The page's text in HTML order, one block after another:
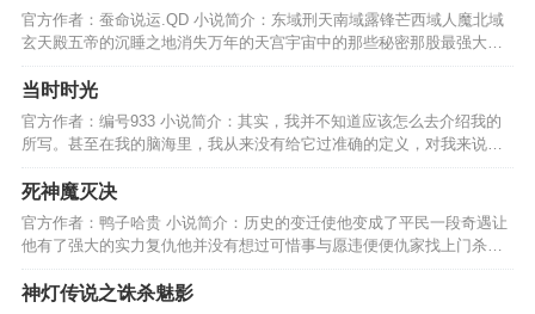
官方作者：蚕命说运.QD 小说简介：东域刑天南域露锋芒西域人魔北域
玄天殿五帝的沉睡之地消失万年的天宫宇宙中的那些秘密那股最强大的
力量伊甸之初谁主沉浮…
当时时光
官方作者：编号933 小说简介：其实，我并不知道应该怎么去介绍我的
所写。甚至在我的脑海里，我从来没有给它过准确的定义，对我来说，
可能这不仅是一本小说。…
死神魔灭决
官方作者：鸭子哈贵 小说简介：历史的变迁使他变成了平民一段奇遇让
他有了强大的实力复仇他并没有想过可惜事与愿违便便仇家找上门杀戮
杀戮除了杀戮还是杀戮…
神灯传说之诛杀魅影